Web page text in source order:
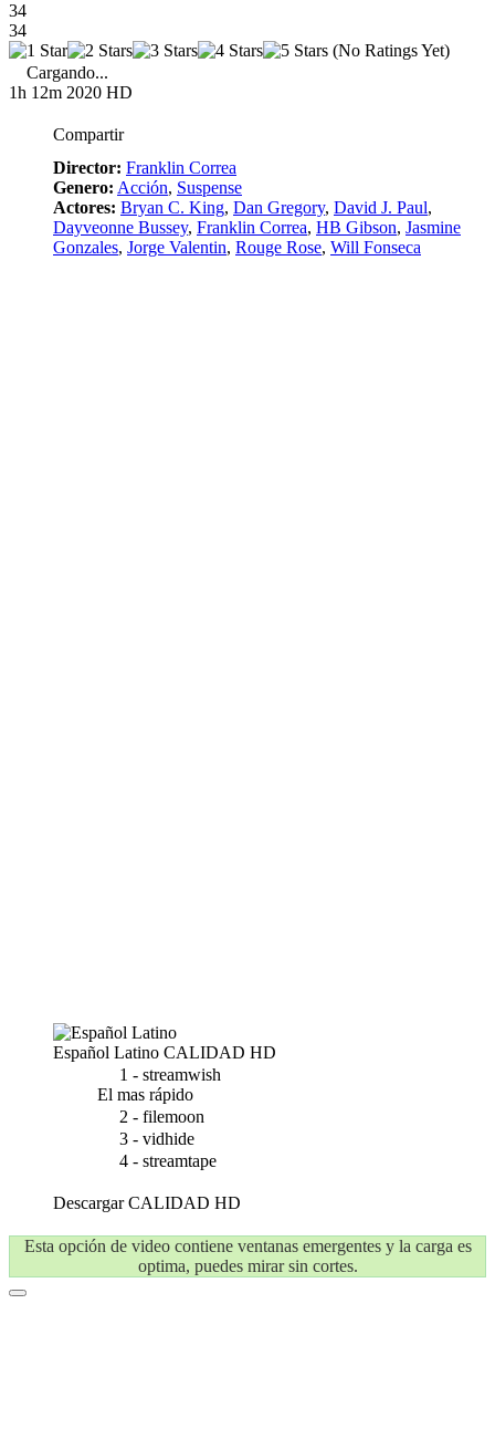
34
34
(No Ratings Yet)
Cargando...
1h 12m 2020 HD
Compartir
Director: Franklin Correa
Genero: Acción, Suspense
Actores: Bryan C. King, Dan Gregory, David J. Paul,
Dayveonne Bussey, Franklin Correa, HB Gibson, Jasmine
Gonzales, Jorge Valentin, Rouge Rose, Will Fonseca
Español Latino CALIDAD HD
1 - streamwish
El mas rápido
2 - filemoon
3 - vidhide
4 - streamtape
DescargarCALIDAD HD
Esta opción de video contiene ventanas emergentes y la carga es
optima, puedes mirar sin cortes.